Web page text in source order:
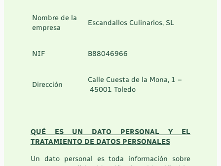
Nombre de la
empresa
Escandallos Culinarios, SL
NIF B88046966
Dirección
Calle Cuesta de la Mona, 1 –
45001 Toledo
QUÉ ES UN DATO PERSONAL Y EL
TRATAMIENTO DE DATOS PERSONALES
Un dato personal es toda información sobre